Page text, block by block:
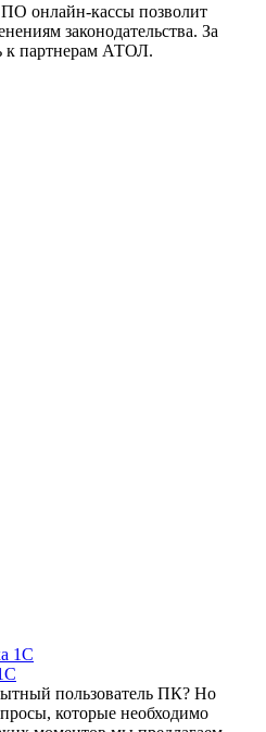
онлайн-кассы позволит
законодательства. За
к партнерам АТОЛ.
пользователь ПК? Но
которые необходимо